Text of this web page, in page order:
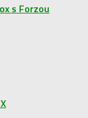
s Forzou